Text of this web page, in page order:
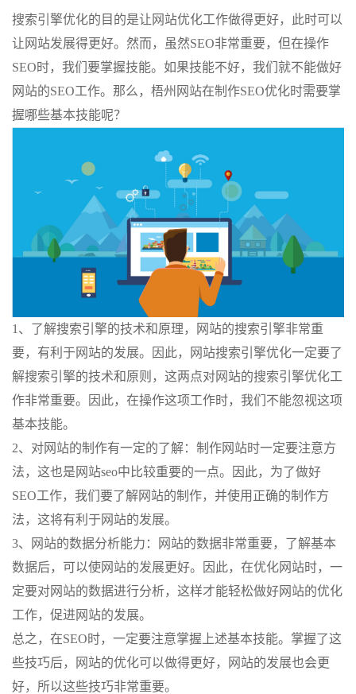
搜索引擎优化的目的是让网站优化工作做得更好，此时可以
让网站发展得更好。然而，虽然SEO非常重要，但在操作
SEO时，我们要掌握技能。如果技能不好，我们就不能做好
网站的SEO工作。那么，梧州网站在制作SEO优化时需要掌
握哪些基本技能呢？
1、了解搜索引擎的技术和原理，网站的搜索引擎非常重
要，有利于网站的发展。因此，网站搜索引擎优化一定要了
解搜索引擎的技术和原则，这两点对网站的搜索引擎优化工
作非常重要。因此，在操作这项工作时，我们不能忽视这项
基本技能。
2、对网站的制作有一定的了解：制作网站时一定要注意方
法，这也是网站seo中比较重要的一点。因此，为了做好
SEO工作，我们要了解网站的制作，并使用正确的制作方
法，这将有利于网站的发展。
3、网站的数据分析能力：网站的数据非常重要，了解基本
数据后，可以使网站的发展更好。因此，在优化网站时，一
定要对网站的数据进行分析，这样才能轻松做好网站的优化
工作，促进网站的发展。
总之，在SEO时，一定要注意掌握上述基本技能。掌握了这
些技巧后，网站的优化可以做得更好，网站的发展也会更
好，所以这些技巧非常重要。